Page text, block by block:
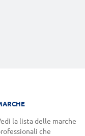
la lista delle marche
che